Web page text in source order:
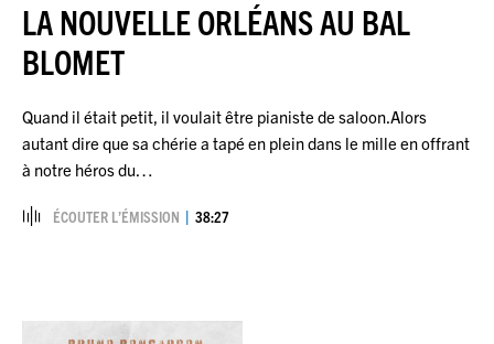
LA NOUVELLE ORLÉANS AU BAL
BLOMET
Quand il était petit, il voulait être pianiste de saloon.Alors
autant dire que sa chérie a tapé en plein dans le mille en offrant
à notre héros du…
ÉCOUTER L’ÉMISSION 38:27